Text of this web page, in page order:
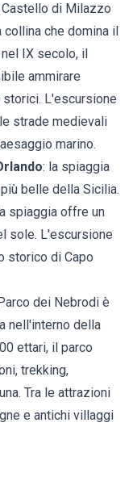
di Milazzo
che domina il
IX secolo, il
ammirare
L'escursione
strade medievali
marino.
: la spiaggia
belle della Sicilia.
spiaggia offre un
sole. L'escursione
storico di Capo
dei Nebrodi è
nell'interno della
ettari, il parco
trekking,
Tra le attrazioni
e antichi villaggi